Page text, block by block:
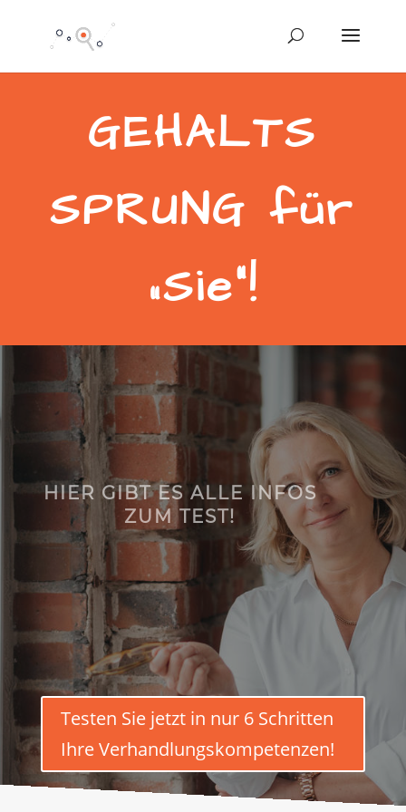
GEHALTS
SPRUNG für
„Sie“!
HIER GIBT ES ALLE INFOS
ZUM TEST!
Testen Sie jetzt in nur 6 Schritten
Ihre Verhandlungskompetenzen!